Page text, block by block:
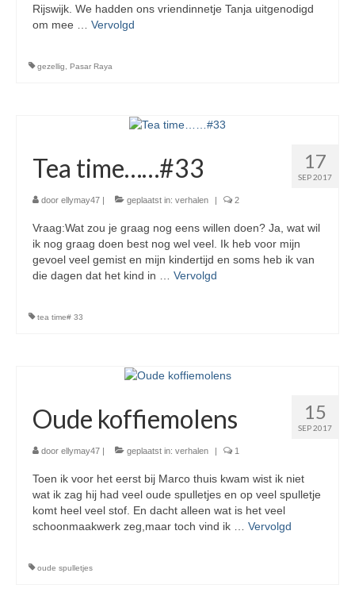
Rijswijk. We hadden ons vriendinnetje Tanja uitgenodigd
om mee … Vervolgd
gezellig Pasar Raya
17
SEP 2017
Tea time……#33
door ellymay47 | geplaatst in: verhalen | 2
Vraag:Wat zou je graag nog eens willen doen? Ja, wat wil
ik nog graag doen best nog wel veel. Ik heb voor mijn
gevoel veel gemist en mijn kindertijd en soms heb ik van
die dagen dat het kind in … Vervolgd
tea time# 33
15
SEP 2017
Oude koffiemolens
door ellymay47 | geplaatst in: verhalen | 1
Toen ik voor het eerst bij Marco thuis kwam wist ik niet
wat ik zag hij had veel oude spulletjes en op veel spulletje
komt heel veel stof. En dacht alleen wat is het veel
schoonmaakwerk zeg,maar toch vind ik … Vervolgd
oude spulletjes